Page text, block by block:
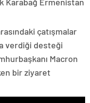
çatışmalar
verdiği desteği
Macron
bir ziyaret